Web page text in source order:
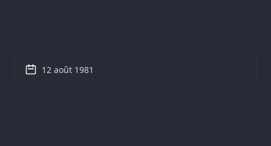
12 août 1981